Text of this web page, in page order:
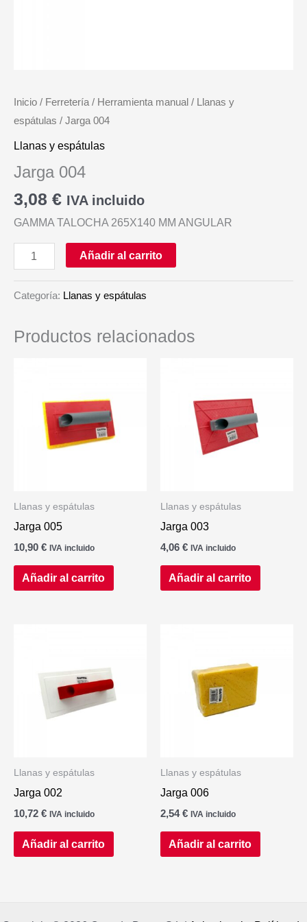
Inicio / Ferretería / Herramienta manual / Llanas y
espátulas / Jarga 004
Llanas y espátulas
Jarga 004
3,08 € IVA incluido
GAMMA TALOCHA 265X140 MM ANGULAR
Jarga
004
Añadir al carrito
Categoría: Llanas y espátulas
Productos relacionados
Llanas y espátulas
Jarga 005
10,90 € IVA incluido
Añadir al carrito
Llanas y espátulas
Jarga 003
4,06 € IVA incluido
Añadir al carrito
Llanas y espátulas
Jarga 002
10,72 € IVA incluido
Añadir al carrito
Llanas y espátulas
Jarga 006
2,54€ IVA incluido
Añadir al carrito